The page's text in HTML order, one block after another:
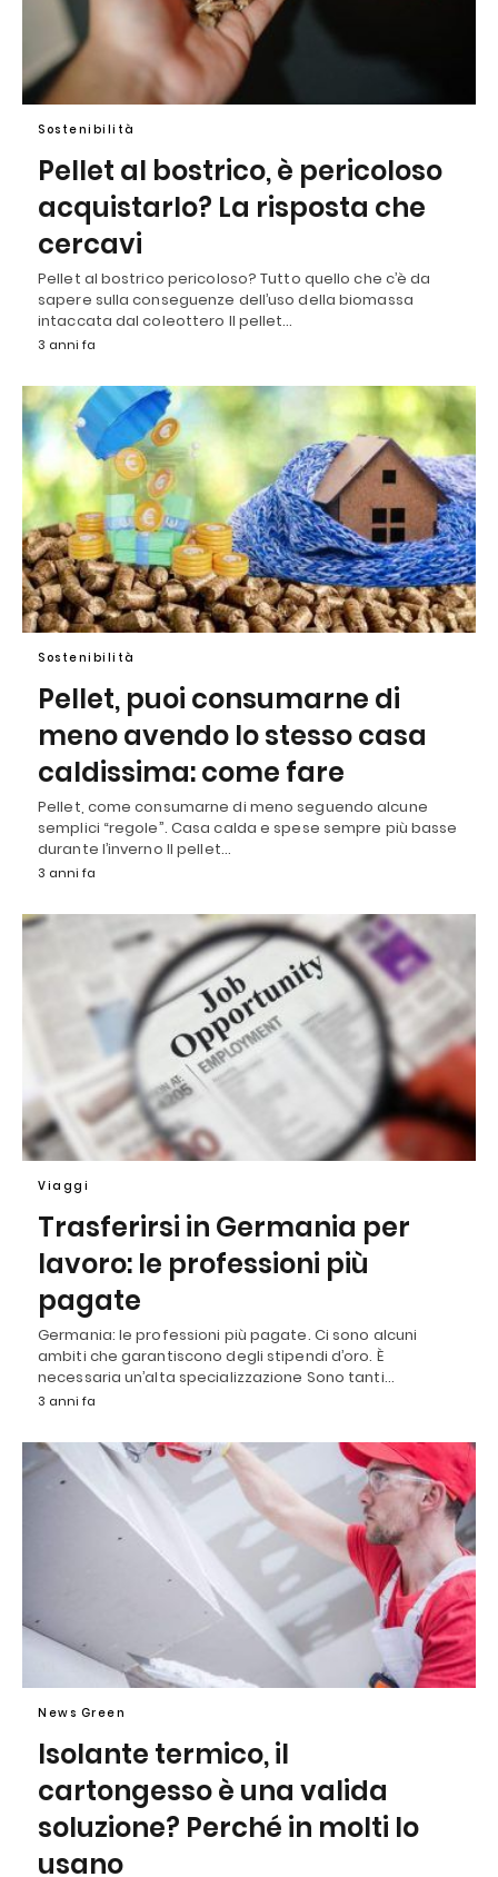
Sostenibilità
Pellet al bostrico, è pericoloso
acquistarlo? La risposta che
cercavi
Pellet al bostrico pericoloso? Tutto quello che c’è da
sapere sulla conseguenze dell’uso della biomassa
intaccata dal coleottero Il pellet…
3 anni fa
Sostenibilità
Pellet, puoi consumarne di
meno avendo lo stesso casa
caldissima: come fare
Pellet, come consumarne di meno seguendo alcune
semplici “regole”. Casa calda e spese sempre più basse
durante l’inverno Il pellet…
3 anni fa
Viaggi
Trasferirsi in Germania per
lavoro: le professioni più
pagate
Germania: le professioni più pagate. Ci sono alcuni
ambiti che garantiscono degli stipendi d’oro. È
necessaria un’alta specializzazione Sono tanti…
3 anni fa
News Green
Isolante termico, il
cartongesso è una valida
soluzione? Perché in molti lo
usano